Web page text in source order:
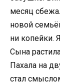
месяц
новой
ни копейки.
Сына
Пахала на
стал